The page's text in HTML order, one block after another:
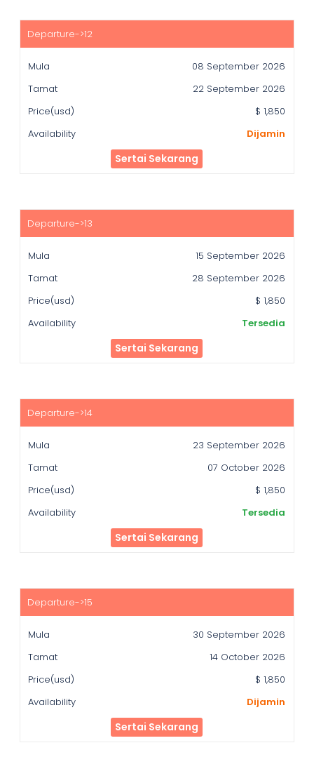
08 September 2026
22 September 2026
$ 1,850
Dijamin
Sertai Sekarang
15 September 2026
28 September 2026
$ 1,850
Tersedia
Sertai Sekarang
23 September 2026
07 October 2026
$ 1,850
Tersedia
Sertai Sekarang
30 September 2026
14 October 2026
$ 1,850
Dijamin
Sertai Sekarang